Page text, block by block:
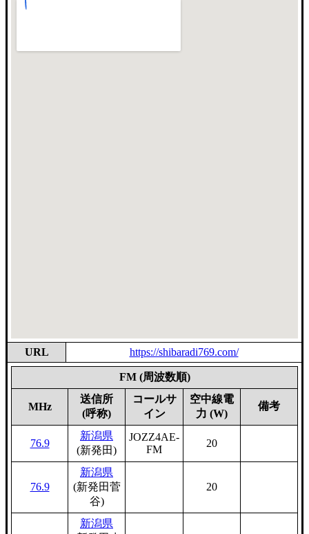
URL https://shibaradi769.com/
FM (周波数順)
MHz
送信所
(呼称)
コールサ
イン
空中線電
力 (W)
備考
76.9
新潟県
(新発田)
JOZZ4AE-
FM
20
76.9
新潟県
(新発田菅
谷)
20
新潟県